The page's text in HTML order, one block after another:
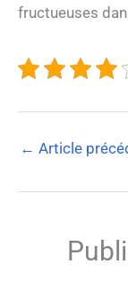
fructueuses
← Article